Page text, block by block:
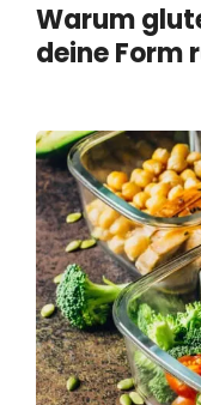
Warum
deine Form